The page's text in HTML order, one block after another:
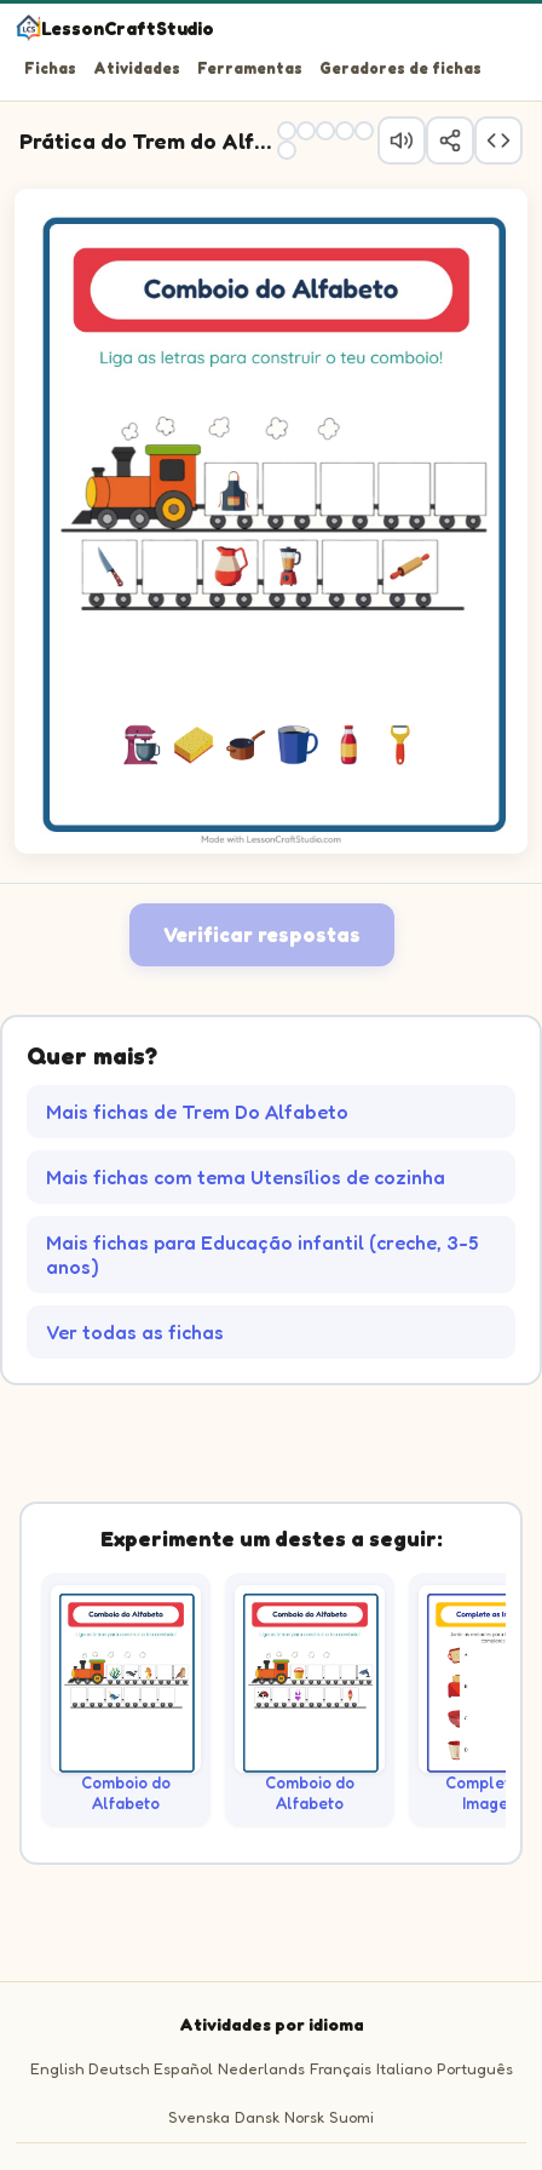
LessonCraftStudio
Fichas Atividades Ferramentas Geradores de fichas
Prática do Trem do Alfabeto
Questão 3: Arraste a letra correta para o vagão 3.
Questão 4: Arraste a letra correta para o vagão 4.
Questão 5: Arraste a letra correta para o vagão 5.
Questão 6: Arraste a letra correta para o vagão 6.
Verificar respostas
Quer mais?
Mais fichas de Trem Do Alfabeto
Mais fichas com tema Utensílios de cozinha
Mais fichas para Educação infantil (creche, 3-5
anos)
Ver todas as fichas
Experimente um destes a seguir:
Comboio do
Alfabeto
Comboio do
Alfabeto
Complete as
Imagens
Atividades por idioma
English Deutsch Español Nederlands Français Italiano Português
Svenska Dansk Norsk Suomi